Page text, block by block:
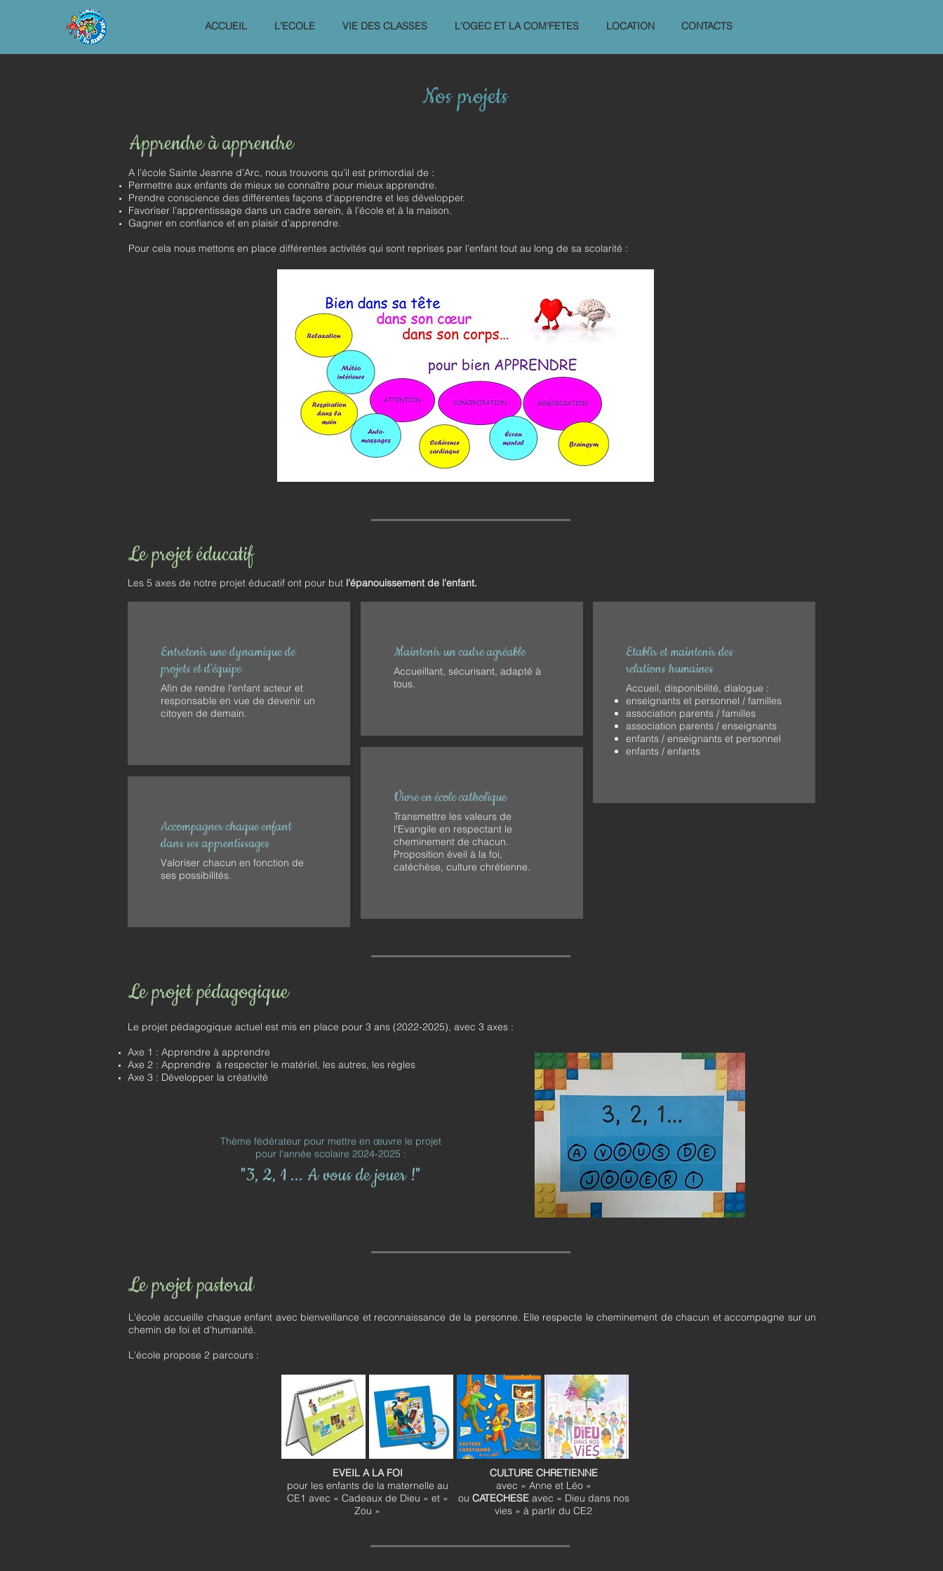
ACCUEIL L'ECOLE VIE DES CLASSES L'OGEC ET LA COM'FETES LOCATION CONTACTS
Nos projets
Apprendre à apprendre
A l’école Sainte Jeanne d’Arc, nous trouvons qu’il est primordial de :
Permettre aux enfants de mieux se connaître pour mieux apprendre.
Prendre conscience des différentes façons d’apprendre et les développer.
Favoriser l’apprentissage dans un cadre serein, à l’école et à la maison.
Gagner en confiance et en plaisir d’apprendre.
Pour cela nous mettons en place différentes activités qui sont reprises par l’enfant tout au long de sa scolarité :
Le projet éducatif
Les 5 axes de notre projet éducatif ont pour but l'épanouissement de l'enfant.
Entretenir une dynamique de
projets et d'équipe
Afin de rendre l'enfant acteur et
responsable en vue de devenir un
citoyen de demain.
Accompagner chaque enfant
dans ses apprentissages
Valoriser chacun en fonction de
ses possibilités.
Maintenir un cadre agréable
Accueillant, sécurisant, adapté à
tous.
Vivre en école catholique
Transmettre les valeurs de
l'Evangile en respectant le
cheminement de chacun.
Proposition éveil à la foi,
catéchèse, culture chrétienne.
Etablir et maintenir des
relations humaines
Accueil, disponibilité, dialogue :
enseignants et personnel / familles
association parents / familles
association parents / enseignants
enfants / enseignants et personnel
enfants / enfants
Le projet pédagogique
Le projet pédagogique actuel est mis en place pour 3 ans (2022-2025), avec 3 axes :
Axe 1 : Apprendre à apprendre
Axe 2 : Apprendre à respecter le matériel, les autres, les règles
Axe 3 : Développer la créativité
Thème fédérateur pour mettre en œuvre le projet
pour l'année scolaire 2024-2025 :
"3, 2, 1 ... A vous de jouer !"
Le projet pastoral
L'école accueille chaque enfant avec bienveillance et reconnaissance de la personne. Elle respecte le cheminement de chacun et accompagne sur un
chemin de foi et d'humanité.
L'école propose 2 parcours :
EVEIL A LA FOI
pour les enfants de la maternelle au
CE1 avec « Cadeaux de Dieu » et «
Zou »
CULTURE CHRETIENNE
avec « Anne et Léo »
ou CATECHESE avec « Dieu dans nos
vies » à partir du CE2